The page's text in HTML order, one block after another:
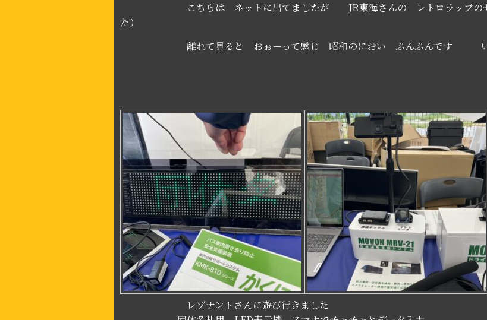
こちらは ネットに出てましたが JR東海さんの レトロラップのセレ
た）
離れて見ると おぉーって感じ 昭和のにおい ぷんぷんです い
レゾナントさんに遊び行きました